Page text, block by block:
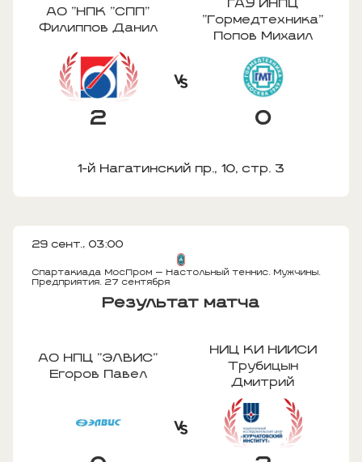
АО "НПК "СПП"
Филиппов Данил
2
ГАУ ИНПЦ
"Гормедтехника"
Попов Михаил
0
1-й Нагатинский пр., 10, стр. 3
29 сент., 03:00
Спартакиада МосПром — Настольный теннис. Мужчины.
Предприятия. 27 сентября
Результат матча
АО НПЦ "ЭЛВИС"
Егоров Павел
НИЦ КИ НИИСИ
Трубицын
Дмитрий